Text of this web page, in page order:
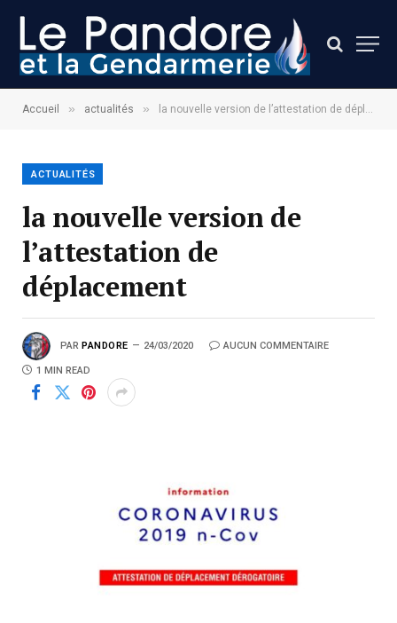
Accueil » actualités » la nouvelle version de l’attestation de déplacement
ACTUALITÉS
la nouvelle version de
l’attestation de
déplacement
PAR PANDORE 24/03/2020 AUCUN COMMENTAIRE
1 MIN READ